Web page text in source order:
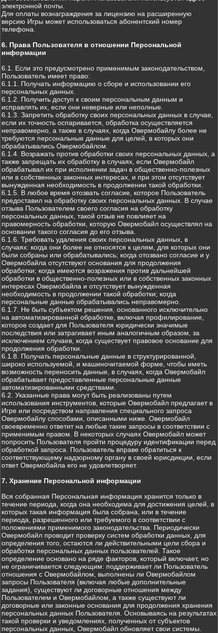
электронной почты.
Для оплаты вознаграждения за лицензию на расширенную
версию Игры может использоваться абонентский номер
телефона.
6. Права Пользователя в отношении Персональной
информации
6.1. Если это предусмотрено применимым законодательством,
Пользователь имеет право:
6.1.1. Получать информацию о сборе и использовании его
персональных данных.
6.1.2. Получить доступ к своим персональным данным и
исправлять их, если они неверные или неполные.
6.1.3. Запретить обработку своих персональных данных в случае,
если их точность оспаривается, обработка осуществляется
неправомерно, а также в случаях, когда Овермобайлу более не
требуются персональные данные для целей, в которых они
обрабатывались Овермобайлом.
6.1.4. Возражать против обработки своих персональных данных, а
также запрещать их обработку в случаях, если Овермобайл
обрабатывал их при исполнении задач в общественно-полезных
или в собственных законных интересах, и при этом отсутствует
вынужденная необходимость в продолжении такой обработки.
6.1.5. В любое время отозвать согласие, которое Пользователь
предоставил на обработку своих персональных данных. В случае
отзыва Пользователем своего согласия на обработку
персональных данных, такой отзыв не повлияет на
правомерность обработки, которую Овермобайл осуществлял на
основании такого согласия до его отзыва.
6.1.6. Требовать удаления своих персональных данных, в
случаях: когда они более не относятся к целям, для которых они
были собраны или обрабатывались; когда отозвано согласие и у
Овермобайла отсутствуют основания для продолжения
обработки; когда имеются возражения против дальнейшей
обработки в общественно-полезных или в собственных законных
интересах Овермобайла и отсутствует вынужденная
необходимость в продолжении такой обработки; когда
персональные данные обрабатывались неправомерно.
6.1.7. Не быть субъектом решения, основанного исключительно
на автоматизированной обработке, включая профилирование,
которое создает для Пользователя юридически значимые
последствия или затрагивает иным аналогичным образом, за
исключением случаев, когда существует правовое основание для
продолжения обработки.
6.1.8. Получать персональные данные в структурированной,
широко используемой, и машиночитаемой форме, чтобы иметь
возможность переносить данные, в случаях, когда Овермобайл
обрабатывает предоставленные персональные данные
автоматизированными средствами.
6.2. Указанные права могут быть реализованы путем
использования инструментов, которые Овермобайл предлагает в
Игре или посредством направления специального запроса
Овермобайлу способами, описанными ниже. Овермобайл
своевременно ответит на любые такие запросы в соответствии с
применимым правом. В некоторых случаях Овермобайл может
попросить Пользователя пройти процедуру идентификации перед
обработкой запроса. Пользователь вправе обратиться к
соответствующему надзорному органу в своей юрисдикции, если
ответ Овермобайла его не удовлетворяет.
7. Хранение Персональной информации
Вся собранная Персональная информация хранится только в
течение периода, когда она необходима для достижения целей, в
которых такая информация была собрана, или в течение
периода, разрешенного или требуемого в соответствии с
положениями применимого законодательства. Периодически
Овермобайл проводит проверку систем обработки данных, для
определения того, остаются ли действительными цели сбора и
обработки персональных данных пользователей. Такое
определение основано на ряде факторов, который включает, но
не ограничивается следующим: поддерживает ли Пользователь
отношения с Овермобайлом, выполнены ли Овермобайлом
запросы Пользователя (включая любые дополнительные
задания), существуют ли договорные отношения между
Пользователем и Овермобайлом, а также существуют ли
договорные или законные основания для продолжения хранения
персональных данных Пользователя. Основываясь на результатах
такой проверки и уведомлениях, полученных от субъектов
персональных данных, Овермобайл обновляет свои системы.